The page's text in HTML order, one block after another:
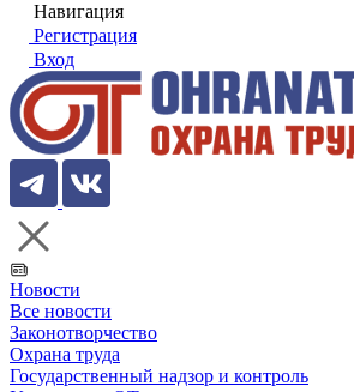
Навигация
Регистрация
Вход
Новости
Все новости
Законотворчество
Охрана труда
Государственный надзор и контроль